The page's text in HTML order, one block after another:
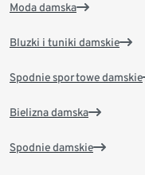
Moda damska
Bluzki i tuniki damskie
Spodnie sportowe damskie
Bielizna damska
Spodnie damskie